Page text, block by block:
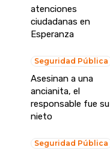
atenciones
ciudadanas en
Esperanza
Seguridad Pública
Asesinan a una
ancianita, el
responsable fue su
nieto
Seguridad Pública